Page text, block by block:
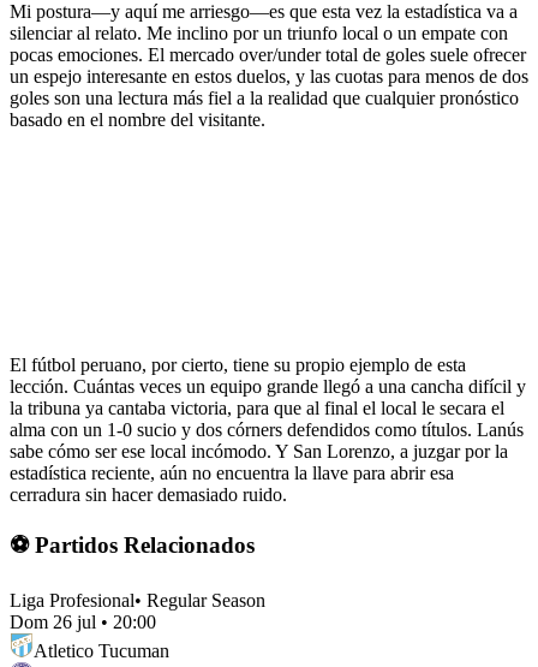
Mi postura—y aquí me arriesgo—es que esta vez la estadística va a
silenciar al relato. Me inclino por un triunfo local o un empate con
pocas emociones. El mercado over/under total de goles suele ofrecer
un espejo interesante en estos duelos, y las cuotas para menos de dos
goles son una lectura más fiel a la realidad que cualquier pronóstico
basado en el nombre del visitante.
El fútbol peruano, por cierto, tiene su propio ejemplo de esta
lección. Cuántas veces un equipo grande llegó a una cancha difícil y
la tribuna ya cantaba victoria, para que al final el local le secara el
alma con un 1-0 sucio y dos córners defendidos como títulos. Lanús
sabe cómo ser ese local incómodo. Y San Lorenzo, a juzgar por la
estadística reciente, aún no encuentra la llave para abrir esa
cerradura sin hacer demasiado ruido.
⚽ Partidos Relacionados
Liga Profesional• Regular Season
Dom 26 jul • 20:00
Atletico Tucuman